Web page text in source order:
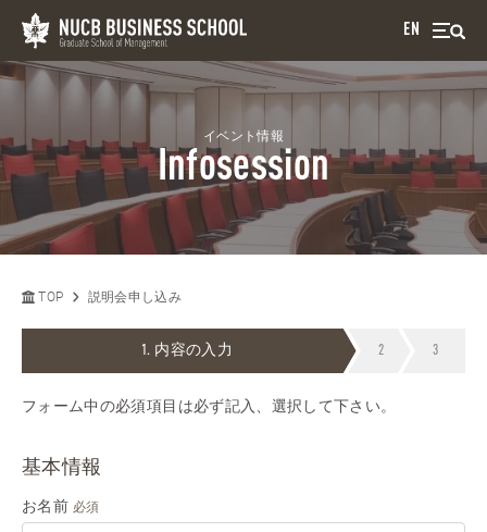
EN
イベント情報
Infosession
TOP 説明会申し込み
内容の入力
フォーム中の必須項目は必ず記入、選択して下さい。
基本情報
お名前 必須